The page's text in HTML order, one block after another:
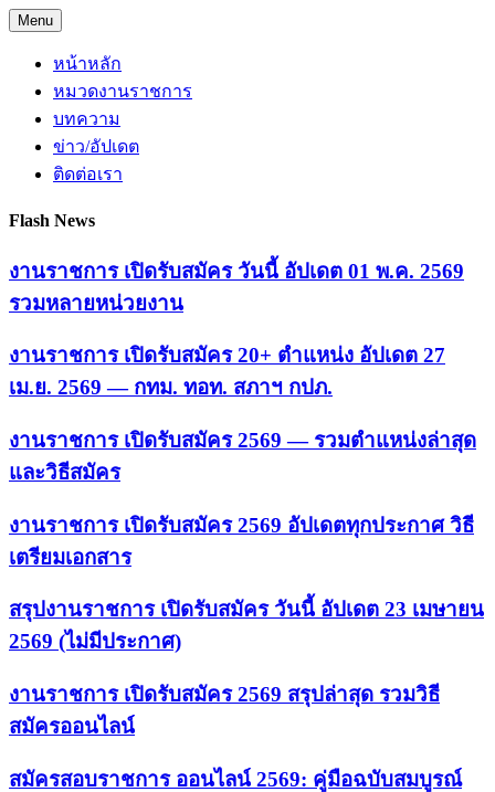
Skip
to
content
Menu
หน้าหลัก
หมวดงานราชการ
บทความ
ข่าว/อัปเดต
ติดต่อเรา
Flash News
งานราชการ เปิดรับสมัคร วันนี้ อัปเดต 01 พ.ค. 2569
รวมหลายหน่วยงาน
งานราชการ เปิดรับสมัคร 20+ ตำแหน่ง อัปเดต 27
เม.ย. 2569 — กทม. ทอท. สภาฯ กปภ.
งานราชการ เปิดรับสมัคร 2569 — รวมตำแหน่งล่าสุด
และวิธีสมัคร
งานราชการ เปิดรับสมัคร 2569 อัปเดตทุกประกาศ วิธี
เตรียมเอกสาร
สรุปงานราชการ เปิดรับสมัคร วันนี้ อัปเดต 23 เมษายน
2569 (ไม่มีประกาศ)
งานราชการ เปิดรับสมัคร 2569 สรุปล่าสุด รวมวิธี
สมัครออนไลน์
สมัครสอบราชการ ออนไลน์ 2569: คู่มือฉบับสมบูรณ์